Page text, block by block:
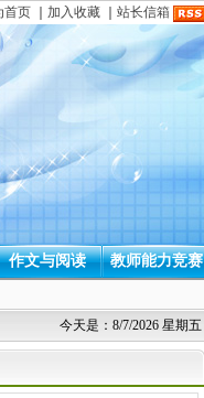
首页 加入收藏 站长信箱
作文与阅读 教师能力竞赛
今天是：8/7/2026 星期五